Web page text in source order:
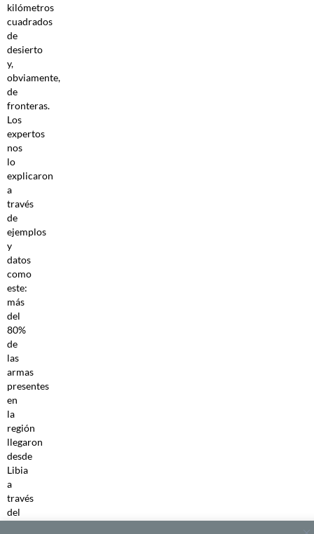
kilómetros
cuadrados
de
desierto
y,
obviamente,
de
fronteras.
Los
expertos
nos
lo
explicaron
a
través
de
ejemplos
y
datos
como
este:
más
del
80%
de
las
armas
presentes
en
la
región
llegaron
desde
Libia
a
través
del